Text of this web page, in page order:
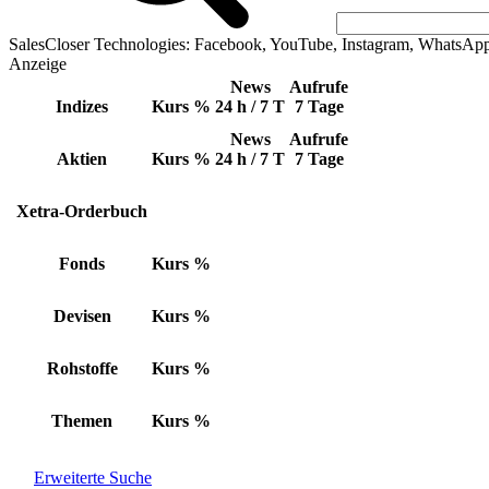
SalesCloser Technologies: Facebook, YouTube, Instagram,
Anzeige
Indizes Kurs %
News
24 h / 7 T
Aufrufe
7 Tage
Aktien Kurs %
News
24 h / 7 T
Aufrufe
7 Tage
Xetra-Orderbuch
Fonds Kurs %
Devisen Kurs %
Rohstoffe Kurs %
Themen Kurs %
Erweiterte Suche